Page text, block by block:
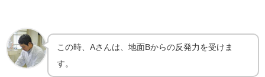
この時、Aさんは、地面Bからの反発力を受けま
す。